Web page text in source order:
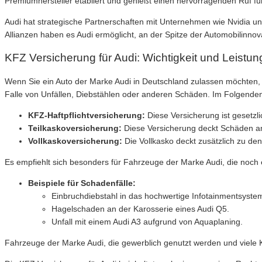
Audi hat strategische Partnerschaften mit Unternehmen wie Nvidia
Allianzen haben es Audi ermöglicht, an der Spitze der
KFZ Versicherung für Audi: Wichtigkeit und
Wenn Sie ein Auto der Marke Audi in Deutschland zulassen
Falle von Unfällen, Diebstählen oder anderen Schäden. Im
KFZ-Haftpflichtversicherung: Diese Versicherung ist
Teilkaskoversicherung: Diese Versicherung deckt Schäden
Vollkaskoversicherung: Die Vollkasko deckt zusätzlich zu
Es empfiehlt sich besonders für Fahrzeuge der Marke Audi, die
Beispiele für Schadenfälle:
Einbruchdiebstahl in das hochwertige
Hagelschaden an der Karosserie eines Audi Q5.
Unfall mit einem Audi A3 aufgrund von Aquaplaning.
Fahrzeuge der Marke Audi, die gewerblich genutzt werden und